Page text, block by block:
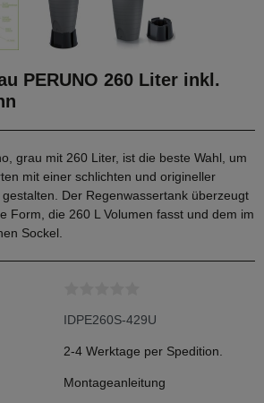
PERUNO 260 Liter inkl.
grau mit 260 Liter, ist die beste Wahl, um
mit einer schlichten und origineller
Der Regenwassertank überzeugt
Form, die 260 L Volumen fasst und dem im
Sockel.
IDPE260S-429U
2-4 Werktage per Spedition.
Montageanleitung